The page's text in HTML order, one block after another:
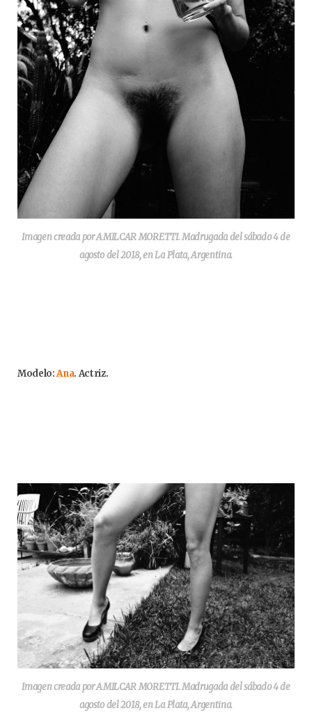
Imagen creada por AMILCAR MORETTI. Madrugada del sábado 4 de
agosto del 2018, en La Plata, Argentina.
Modelo:Ana. Actriz.
Imagen creada por AMILCAR MORETTI. Madrugada del sábado 4 de
agosto del 2018, en La Plata, Argentina.